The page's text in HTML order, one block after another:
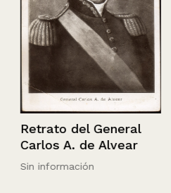
Retrato del General
Carlos A. de Alvear
Sin información